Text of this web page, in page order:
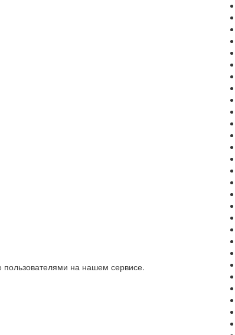
на нашем сервисе.